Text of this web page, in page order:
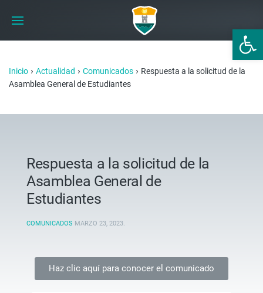
Abrir
Inicio › Actualidad › Comunicados › Respuesta a la solicitud de la
Asamblea General de Estudiantes
Respuesta a la solicitud de la
Asamblea General de
Estudiantes
COMUNICADOS MARZO 23, 2023.
Haz clic aquí para conocer el comunicado